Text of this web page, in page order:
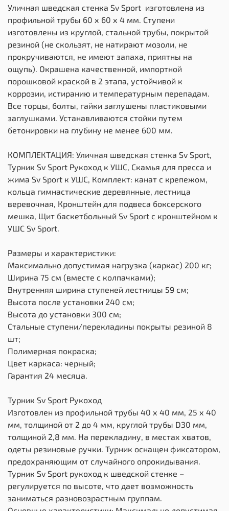
Уличная шведская стенка Sv Sport изготовлена из
профильной трубы 60 х 60 х 4 мм. Ступени
изготовлены из круглой, стальной трубы, покрытой
резиной (не скользят, не натирают мозоли, не
прокручиваются, не имеют запаха, приятны на
ощупь). Окрашена качественной, импортной
порошковой краской в 2 этапа, устойчивой к
коррозии, истиранию и температурным перепадам.
Все торцы, болты, гайки заглушены пластиковыми
заглушками. Устанавливаются стойки путем
бетонировки на глубину не менее 600 мм.
КОМПЛЕКТАЦИЯ: Уличная шведская стенка Sv Sport,
Турник Sv Sport Рукоход к УШС, Скамья для пресса и
жима Sv Sport к УШС, Комплект: канат с крепежом,
кольца гимнастические деревянные, лестница
веревочная, Кронштейн для подвеса боксерского
мешка, Щит баскетбольный Sv Sport c кронштейном к
УШС Sv Sport.
Размеры и характеристики:
Максимально допустимая нагрузка (каркас) 200 кг;
Ширина 75 см (вместе с колпачками);
Внутренняя ширина ступеней лестницы 59 см;
Высота после установки 240 см;
Высота до установки 300 см;
Стальные ступени/перекладины покрыты резиной 8
шт;
Полимерная покраска;
Цвет каркаса: черный;
Гарантия 24 месяца.
Турник Sv Sport Рукоход
Изготовлен из профильной трубы 40 х 40 мм, 25 х 40
мм, толщиной от 2 до 4 мм, круглой трубы D30 мм,
толщиной 2,8 мм. На перекладину, в местах хватов,
одеты резиновые ручки. Турник оснащен фиксатором,
предохраняющим от случайного опрокидывания.
Турник Sv Sport рукоход к шведской стенке –
регулируется по высоте, что дает возможность
заниматься разновозрастным группам.